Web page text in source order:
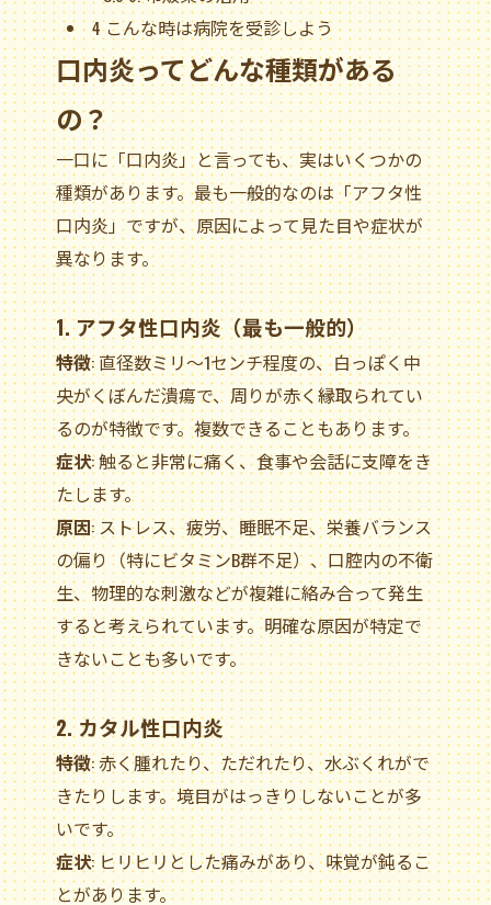
4こんな時は病院を受診しよう
口内炎ってどんな種類がある
の？
一口に「口内炎」と言っても、実はいくつかの
種類があります。最も一般的なのは「アフタ性
口内炎」ですが、原因によって見た目や症状が
異なります。
1. アフタ性口内炎（最も一般的）
特徴: 直径数ミリ～1センチ程度の、白っぽく中
央がくぼんだ潰瘍で、周りが赤く縁取られてい
るのが特徴です。複数できることもあります。
症状: 触ると非常に痛く、食事や会話に支障をき
たします。
原因: ストレス、疲労、睡眠不足、栄養バランス
の偏り（特にビタミンB群不足）、口腔内の不衛
生、物理的な刺激などが複雑に絡み合って発生
すると考えられています。明確な原因が特定で
きないことも多いです。
2. カタル性口内炎
特徴: 赤く腫れたり、ただれたり、水ぶくれがで
きたりします。境目がはっきりしないことが多
いです。
症状: ヒリヒリとした痛みがあり、味覚が鈍るこ
とがあります。